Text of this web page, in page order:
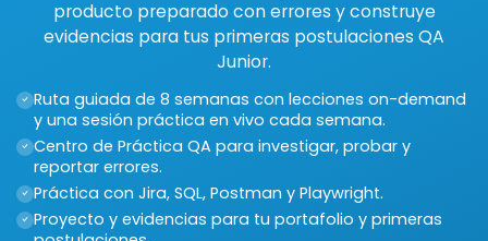
producto preparado con errores y construye
evidencias para tus primeras postulaciones QA
Junior.
Ruta guiada de 8 semanas con lecciones on-demand
y una sesión práctica en vivo cada semana.
Centro de Práctica QA para investigar, probar y
reportar errores.
Práctica con Jira, SQL, Postman y Playwright.
Proyecto y evidencias para tu portafolio y primeras